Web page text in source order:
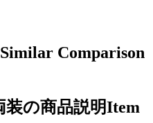
Similar Comparison
の商品説明Item